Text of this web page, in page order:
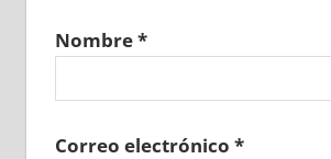
Nombre*
Correo electrónico *